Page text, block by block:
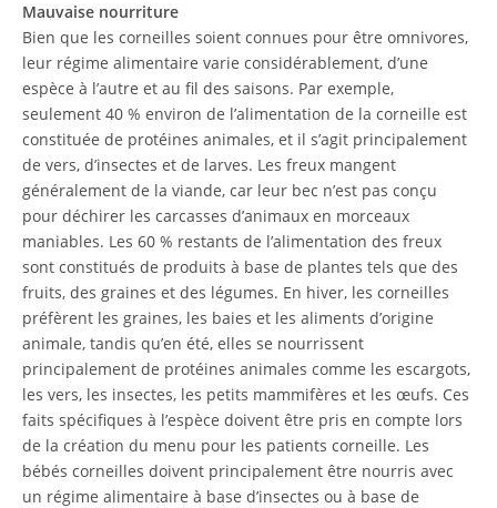
Mauvaise nourriture
Bien que les corneilles soient connues pour être omnivores,
leur régime alimentaire varie considérablement, d’une
espèce à l’autre et au fil des saisons. Par exemple,
seulement 40 % environ de l’alimentation de la corneille est
constituée de protéines animales, et il s’agit principalement
de vers, d’insectes et de larves. Les freux mangent
généralement de la viande, car leur bec n’est pas conçu
pour déchirer les carcasses d’animaux en morceaux
maniables. Les 60 % restants de l’alimentation des freux
sont constitués de produits à base de plantes tels que des
fruits, des graines et des légumes. En hiver, les corneilles
préfèrent les graines, les baies et les aliments d’origine
animale, tandis qu’en été, elles se nourrissent
principalement de protéines animales comme les escargots,
les vers, les insectes, les petits mammifères et les œufs. Ces
faits spécifiques à l’espèce doivent être pris en compte lors
de la création du menu pour les patients corneille. Les
bébés corneilles doivent principalement être nourris avec
un régime alimentaire à base d’insectes ou à base de